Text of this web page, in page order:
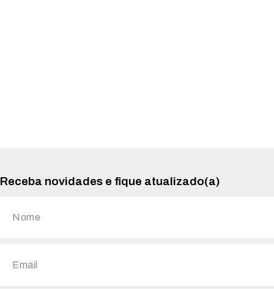
Receba novidades e fique atualizado(a)